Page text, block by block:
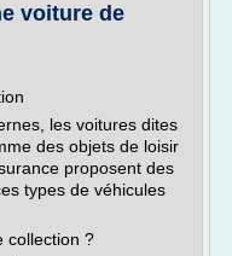
voiture de
les voitures dites
des objets de loisir
proposent des
types de véhicules
collection ?